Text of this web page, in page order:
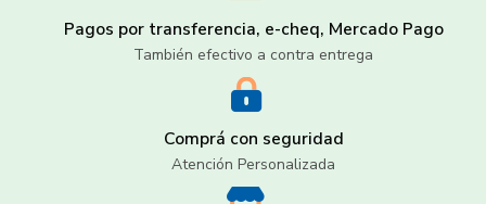
Pagos por transferencia, e-cheq, Mercado Pago
También efectivo a contra entrega
Comprá con seguridad
Atención Personalizada